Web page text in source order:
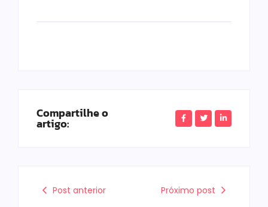
Compartilhe o
artigo:
Post anterior Próximo post